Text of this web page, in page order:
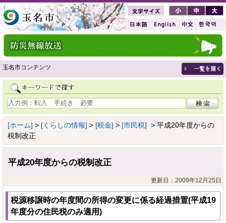
玉名市コンテンツ
[ホーム] > [くらしの情報] > [税金] > [市民税] > 平成20年度からの
税制改正
平成20年度からの税制改正
更新日：2009年12月25日
税源移譲時の年度間の所得の変更に係る経過措置(平成19
年度分の住民税のみ適用)